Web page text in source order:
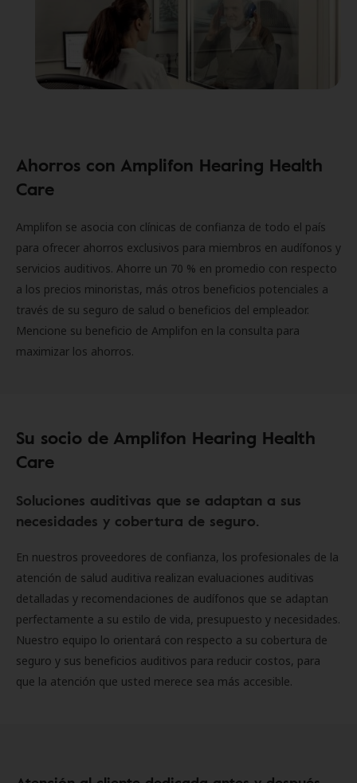
Ahorros con Amplifon Hearing Health
Care
Amplifon se asocia con clínicas de confianza de todo el país
para ofrecer ahorros exclusivos para miembros en audífonos y
servicios auditivos. Ahorre un 70 % en promedio con respecto
a los precios minoristas, más otros beneficios potenciales a
través de su seguro de salud o beneficios del empleador.
Mencione su beneficio de Amplifon en la consulta para
maximizar los ahorros.
Su socio de Amplifon Hearing Health
Care
Soluciones auditivas que se adaptan a sus
necesidades y cobertura de seguro.
En nuestros proveedores de confianza, los profesionales de la
atención de salud auditiva realizan evaluaciones auditivas
detalladas y recomendaciones de audífonos que se adaptan
perfectamente a su estilo de vida, presupuesto y necesidades.
Nuestro equipo lo orientará con respecto a su cobertura de
seguro y sus beneficios auditivos para reducir costos, para
que la atención que usted merece sea más accesible.